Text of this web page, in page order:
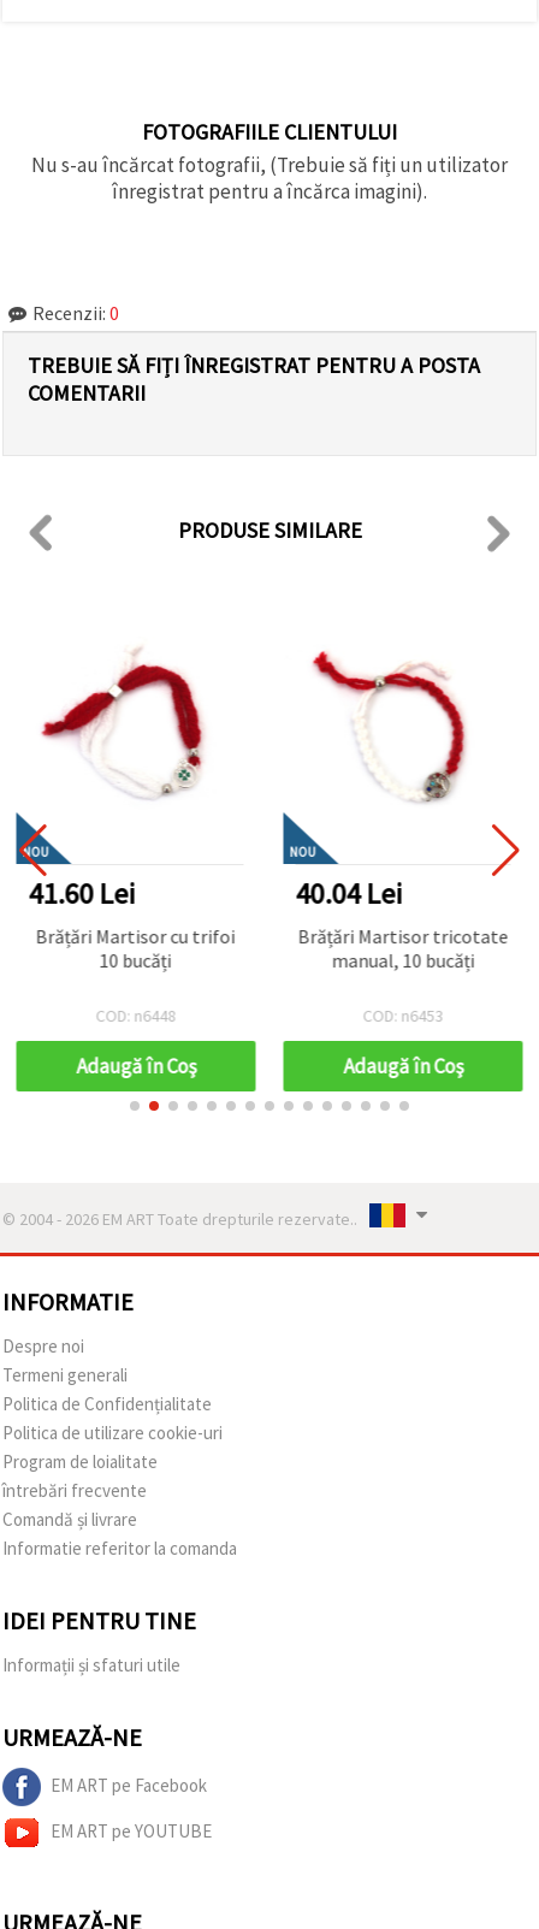
FOTOGRAFIILE CLIENTULUI
Nu s-au încărcat fotografii, (Trebuie să fiți un utilizator
înregistrat pentru a încărca imagini).
Recenzii: 0
TREBUIE SĂ FIȚI ÎNREGISTRAT PENTRU A POSTA
COMENTARII
PRODUSE SIMILARE
NOU
41.60 Lei
Brățări Martisor cu trifoi
10 bucăți
COD: n6448
Adaugă în Coş
NOU
40.04 Lei
Brățări Martisor tricotate
manual, 10 bucăți
COD: n6453
Adaugă în Coş
© 2004 - 2026 EM ART Toate drepturile rezervate..
INFORMATIE
Despre noi
Termeni generali
Politica de Confidențialitate
Politica de utilizare cookie-uri
Program de loialitate
întrebări frecvente
Comandă și livrare
Informatie referitor la comanda
IDEI PENTRU TINE
Informații și sfaturi utile
URMEAZĂ-NE
EM ART pe Facebook
EM ART pe YOUTUBE
URMEAZĂ-NE